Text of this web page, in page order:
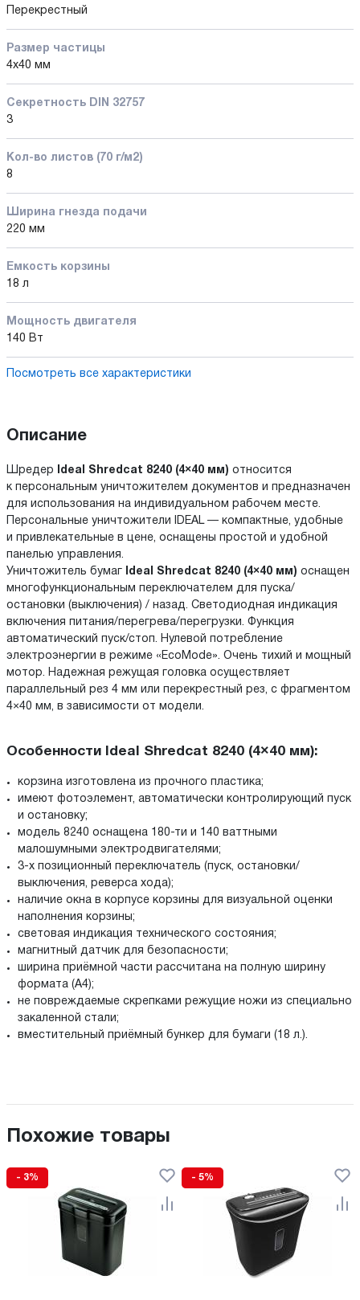
Перекрестный
Размер частицы
4х40 мм
Секретность DIN 32757
3
Кол-во листов (70 г/м2)
8
Ширина гнезда подачи
220 мм
Емкость корзины
18 л
Мощность двигателя
140 Вт
Посмотреть все характеристики
Описание
Шредер Ideal Shredcat 8240 (4×40 мм) относится
к персональным уничтожителем документов и предназначен
для использования на индивидуальном рабочем месте.
Персональные уничтожители IDEAL — компактные, удобные
и привлекательные в цене, оснащены простой и удобной
панелью управления.
Уничтожитель бумаг
Ideal Shredcat 8240 (4×40 мм) оснащен
многофункциональным переключателем для пуска/
остановки (выключения) / назад. Светодиодная индикация
включения питания/перегрева/перегрузки. Функция
автоматический пуск/стоп. Нулевой потребление
электроэнергии в режиме «EcoMode». Очень тихий и мощный
мотор. Надежная режущая головка осуществляет
параллельный рез 4 мм или перекрестный рез, с фрагментом
4×40 мм, в зависимости от модели.
Особенности Ideal Shredcat 8240 (4×40 мм):
корзина изготовлена из прочного пластика;
имеют фотоэлемент, автоматически контролирующий пуск
и остановку;
модель 8240 оснащена 180-ти и 140 ваттными
малошумными электродвигателями;
3-х позиционный переключатель (пуск, остановки/
выключения, реверса хода);
наличие окна в корпусе корзины для визуальной оценки
наполнения корзины;
световая индикация технического состояния;
магнитный датчик для безопасности;
ширина приёмной части рассчитана на полную ширину
формата (А4);
не повреждаемые скрепками режущие ножи из специально
закаленной стали;
вместительный приёмный бункер для бумаги (18 л.).
Похожие товары
- 3% - 5%